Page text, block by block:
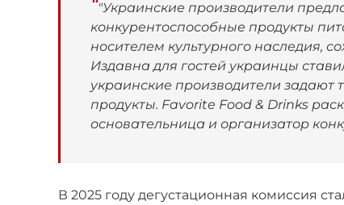
"Украинские производители
конкурентоспособные продукты
носителем культурного наследия,
Издавна для гостей украинцы
украинские производители
продукты. Favorite Food & Drinks
основательница и организатор
В 2025 году дегустационная комиссия